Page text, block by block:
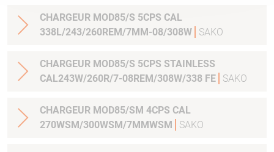
CHARGEUR MOD85/S 5CPS CAL
338L/243/260REM/7MM-08/308W
SAKO
CHARGEUR MOD85/S 5CPS STAINLESS
CAL243W/260R/7-08REM/308W/338 FE
SAKO
CHARGEUR MOD85/SM 4CPS CAL
270WSM/300WSM/7MMWSM
SAKO